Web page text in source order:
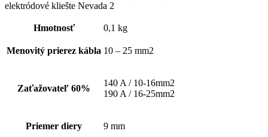
elektródové kliešte Nevada 2
Hmotnosť 0,1 kg
Menovitý prierez kábla 10 – 25 mm2
Zaťažovateľ 60%
140 A / 10-16mm2
190 A / 16-25mm2
Priemer diery 9 mm